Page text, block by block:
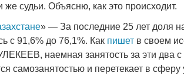
судьи. Объясню, как это происходит.
» — За последние 25 лет доля
с 91,6% до 76,1%. Как пишет в своем
наемная занятость за эти два
самозанятостью и перетекает в сферу